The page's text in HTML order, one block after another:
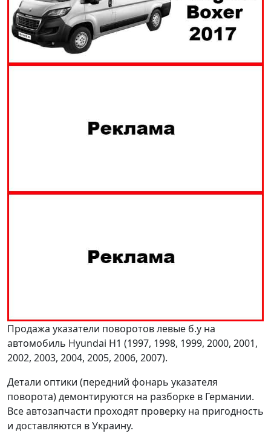
Продажа указатели поворотов левые б.у на
автомобиль Hyundai H1 (1997, 1998, 1999, 2000, 2001,
2002, 2003, 2004, 2005, 2006, 2007).
Детали оптики (передний фонарь указателя
поворота) демонтируются на разборке в Германии.
Все автозапчасти проходят проверку на пригодность
и доставляются в Украину.